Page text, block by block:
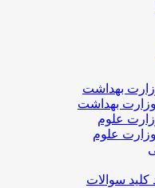
بهداشت
بهداشت
علوم
علوم
کلید سوالات